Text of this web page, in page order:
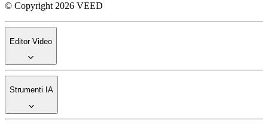
© Copyright 2026 VEED
Editor Video
Strumenti IA